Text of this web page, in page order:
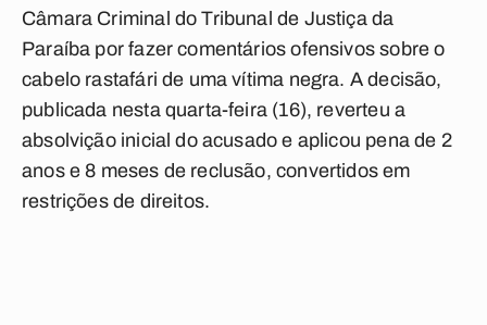
Câmara Criminal do Tribunal de Justiça da
Paraíba por fazer comentários ofensivos sobre o
cabelo rastafári de uma vítima negra. A decisão,
publicada nesta quarta-feira (16), reverteu a
absolvição inicial do acusado e aplicou pena de 2
anos e 8 meses de reclusão, convertidos em
restrições de direitos.